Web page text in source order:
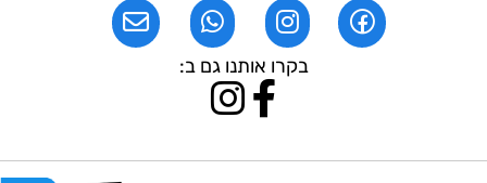
בקרו אותנו גם ב: